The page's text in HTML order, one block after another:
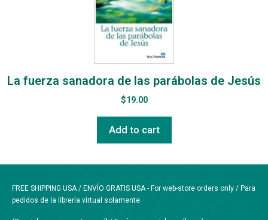
La fuerza sanadora de las parábolas de Jesús
$19.00
Add to cart
FREE SHIPPING USA / ENVÍO GRATIS USA - For web-store orders only / Para
pedidos de la librería virtual solamente